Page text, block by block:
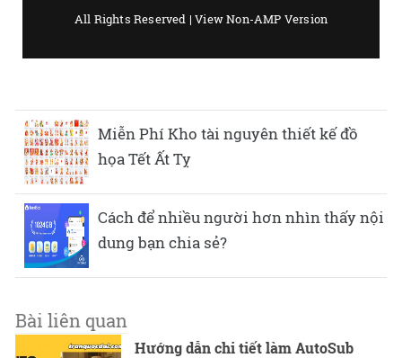
Miễn Phí Kho tài nguyên thiết kế đồ
họa Tết Ất Tỵ
Cách để nhiều người hơn nhìn thấy nội
dung bạn chia sẻ?
Bài liên quan
Hướng dẫn chi tiết làm AutoSub